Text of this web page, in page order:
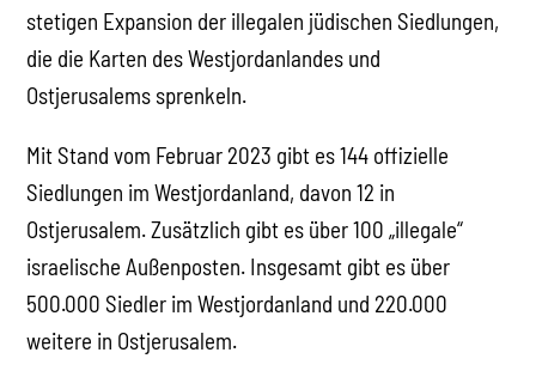
stetigen Expansion der illegalen jüdischen Siedlungen,
die die Karten des Westjordanlandes und
Ostjerusalems sprenkeln.
Mit Stand vom Februar 2023 gibt es 144 offizielle
Siedlungen im Westjordanland, davon 12 in
Ostjerusalem. Zusätzlich gibt es über 100 „illegale“
israelische Außenposten. Insgesamt gibt es über
500.000 Siedler im Westjordanland und 220.000
weitere in Ostjerusalem.